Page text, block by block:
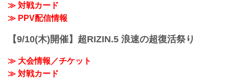
ぴあアリーナMM
≫ 対戦カード
≫ PPV配信情報
【9/10(木)開催】超RIZIN.5 浪速の超復活祭り
≫ 大会情報／チケット
≫ 対戦カード